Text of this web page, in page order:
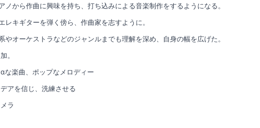
から作曲に興味を持ち、打ち込みによる音楽制作をするようになる。
キギターを弾く傍ら、作曲家を志すように。
オーケストラなどのジャンルまでも理解を深め、自身の幅を広げた。
。
な楽曲、ポップなメロディー
アを信じ、洗練させる
ラ